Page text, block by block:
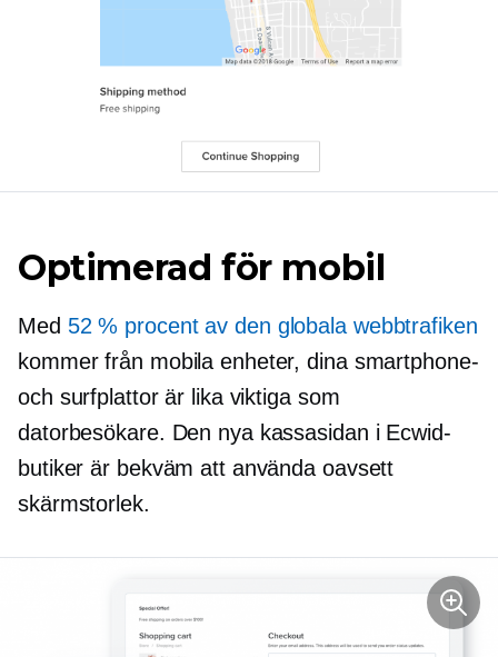
Optimerad för mobil
Med 52 % procent av den globala webbtrafiken
kommer från mobila enheter, dina smartphone-
och surfplattor är lika viktiga som
datorbesökare. Den nya kassasidan i Ecwid-
butiker är bekväm att använda oavsett
skärmstorlek.